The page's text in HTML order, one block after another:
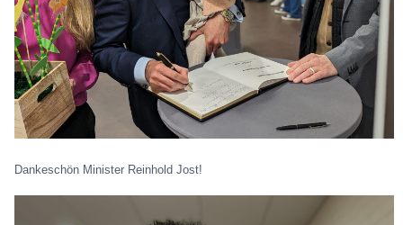
Dankeschön Minister Reinhold Jost!